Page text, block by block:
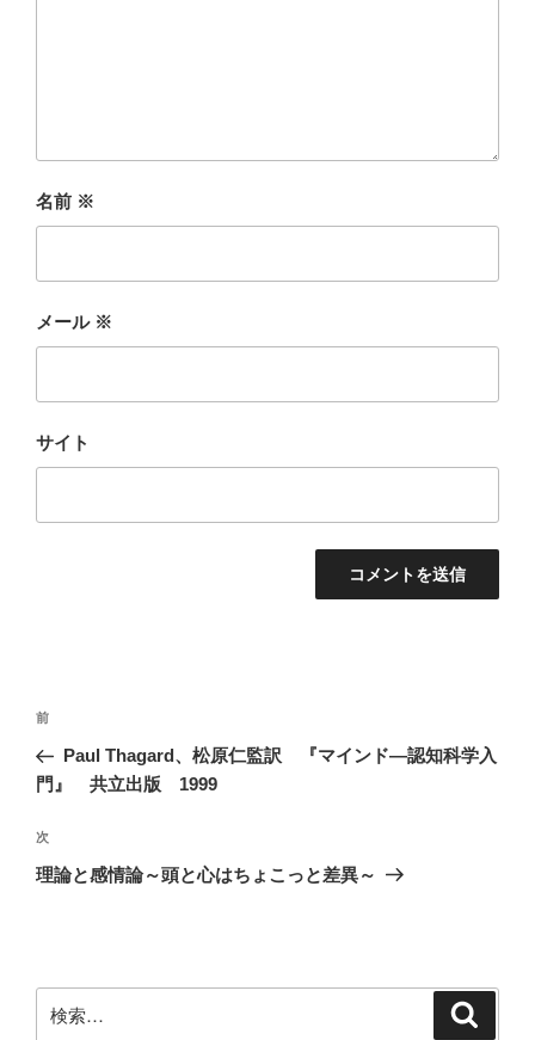
名前 ※
メール ※
サイト
投
ナ
ゲ
ー
前
の
投
前
Paul Thagard、松原仁監訳 『マインド―認知科学入
門』 共立出版 1999
次
の
次
理論と感情論～頭と心はちょこっと差異～
索: